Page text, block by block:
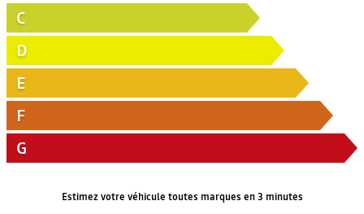
C
D
E
F
G
Estimez votre véhicule toutes marques en 3 minutes